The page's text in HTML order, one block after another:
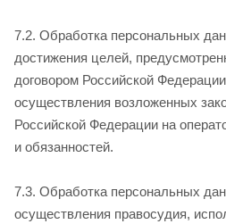
7.2. Обработка персональных
достижения целей,
договором Российской
осуществления возложенных
Российской Федерации на
и обязанностей.
7.3. Обработка персональных
осуществления правосудия,